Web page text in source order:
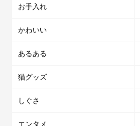
お手入れ
かわいい
あるある
猫グッズ
しぐさ
エンタメ